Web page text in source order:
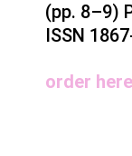
(pp. 8–9)
ISSN
order here